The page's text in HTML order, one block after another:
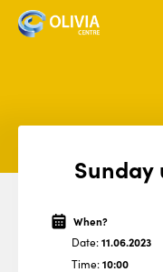
Sunday
When?
Date:11.06.2023
Time:10:00